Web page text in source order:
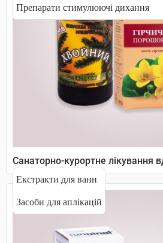
Препарати стимулюючі дихання
Санаторно-курортне лікування
Екстракти для ванн
Засоби для аплікацій